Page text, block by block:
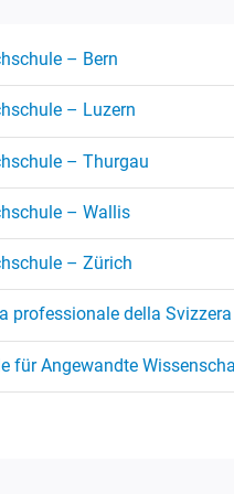
– Bern
– Luzern
– Thurgau
– Wallis
– Zürich
professionale della Svizzera
für Angewandte